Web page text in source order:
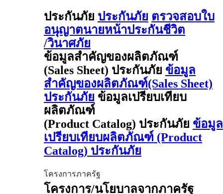
ประกันภัย ประกันภัย ตรวจสอบใบ
อนุญาตนายหน้าประกันชีวิต
/วินาศภัย
ข้อมูลสำคัญของผลิตภัณฑ์
(Sales Sheet) ประกันภัย ข้อมูล
สำคัญของผลิตภัณฑ์(Sales Sheet)
ประกันภัย ข้อมูลเปรียบเทียบ
ผลิตภัณฑ์
(Product Catalog) ประกันภัย ข้อมูล
เปรียบเทียบผลิตภัณฑ์ (Product
Catalog) ประกันภัย
โครงการภาครัฐ
โครงการ/นโยบาลจากภาครัฐ